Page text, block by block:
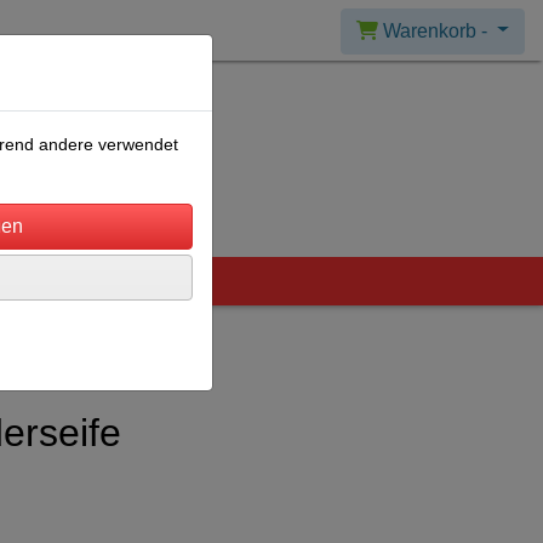
Warenkorb -
andere verwendet